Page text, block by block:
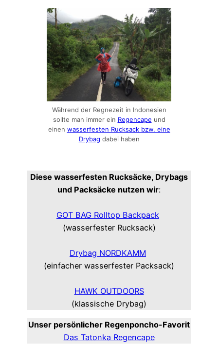
Während der Regnezeit in Indonesien
sollte man immer ein Regencape und
einen wasserfesten Rucksack bzw. eine
Drybag dabei haben
Diese wasserfesten Rucksäcke, Drybags
und Packsäcke nutzen wir:
GOT BAG Rolltop Backpack
(wasserfester Rucksack)
Drybag NORDKAMM
(einfacher wasserfester Packsack)
HAWK OUTDOORS
(klassische Drybag)
Unser persönlicher Regenponcho-Favorit
Das Tatonka Regencape